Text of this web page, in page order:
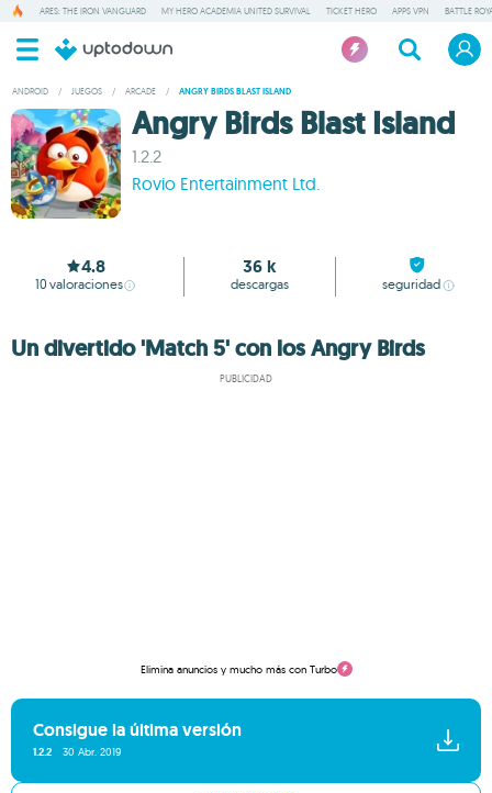
ARES: THE IRON VANGUARD MY HERO ACADEMIA UNITED SURVIVAL TICKET HERO APPS VPN BATTLE
ANDROID / JUEGOS / ARCADE / ANGRY BIRDS BLAST ISLAND
Angry Birds Blast Island
1.2.2
Rovio Entertainment Ltd.
4.8
10 valoraciones
36 k
descargas seguridad
Un divertido 'Match 5' con los Angry Birds
PUBLICIDAD
Elimina anuncios y mucho más con Turbo
Consigue la última versión
1.2.2 30 Abr. 2019